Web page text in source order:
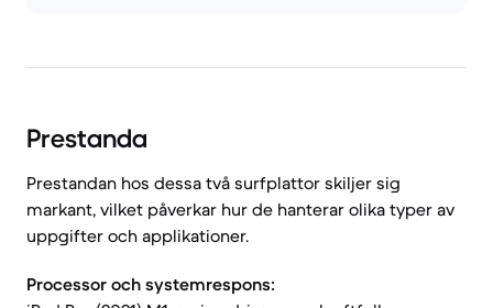
Prestanda
Prestandan hos dessa två surfplattor skiljer sig
markant, vilket påverkar hur de hanterar olika typer av
uppgifter och applikationer.
Processor och systemrespons: